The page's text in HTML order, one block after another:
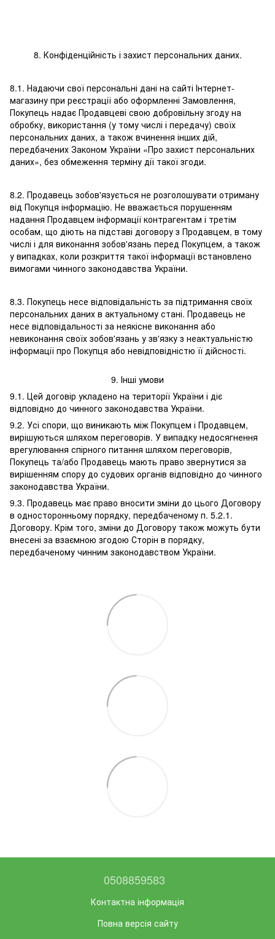
8. Конфіденційність і захист персональних даних.
8.1. Надаючи свої персональні дані на сайті Інтернет-
магазину при реєстрації або оформленні Замовлення,
Покупець надає Продавцеві свою добровільну згоду на
обробку, використання (у тому числі і передачу) своїх
персональних даних, а також вчинення інших дій,
передбачених Законом України «Про захист персональних
даних», без обмеження терміну дії такої згоди.
8.2. Продавець зобов'язується не розголошувати отриману
від Покупця інформацію. Не вважається порушенням
надання Продавцем інформації контрагентам і третім
особам, що діють на підставі договору з Продавцем, в тому
числі і для виконання зобов'язань перед Покупцем, а також
у випадках, коли розкриття такої інформації встановлено
вимогами чинного законодавства України.
8.3. Покупець несе відповідальність за підтримання своїх
персональних даних в актуальному стані. Продавець не
несе відповідальності за неякісне виконання або
невиконання своїх зобов'язань у зв'язку з неактуальністю
інформації про Покупця або невідповідністю її дійсності.
9. Інші умови
9.1. Цей договір укладено на території України і діє
відповідно до чинного законодавства України.
9.2. Усі спори, що виникають між Покупцем і Продавцем,
вирішуються шляхом переговорів. У випадку недосягнення
врегулювання спірного питання шляхом переговорів,
Покупець та/або Продавець мають право звернутися за
вирішенням спору до судових органів відповідно до чинного
законодавства України.
9.3. Продавець має право вносити зміни до цього Договору
в односторонньому порядку, передбаченому п. 5.2.1.
Договору. Крім того, зміни до Договору також можуть бути
внесені за взаємною згодою Сторін в порядку,
передбаченому чинним законодавством України.
0508859583
Контактна інформація
Повна версія сайту